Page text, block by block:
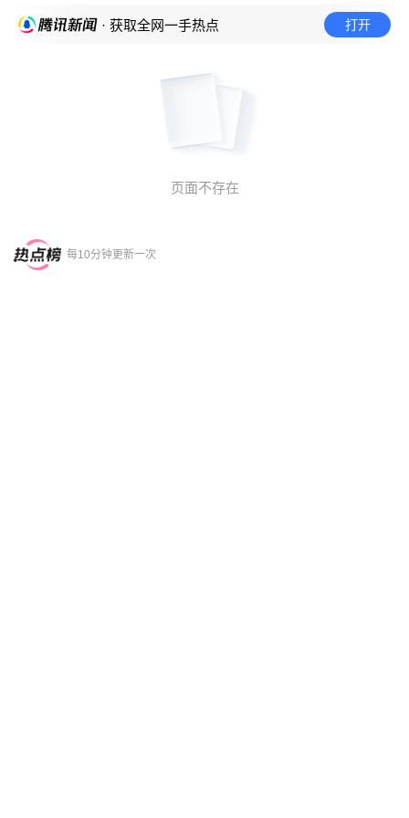
· 获取全网一手热点 打开
页面不存在
每10分钟更新一次